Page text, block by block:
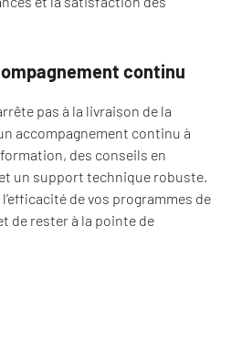
continu
pas à la livraison de la
accompagnement continu à
des conseils en
un support technique robuste.
de vos programmes de
de rester à la pointe de